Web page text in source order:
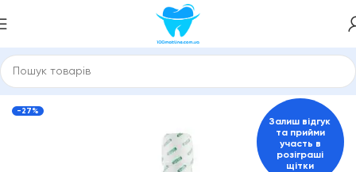
Зубні пасти та засоби для гігієни порожнини рота GUM
-27%
Залиш відгук
та прийми
участь в
розіграші
щітки